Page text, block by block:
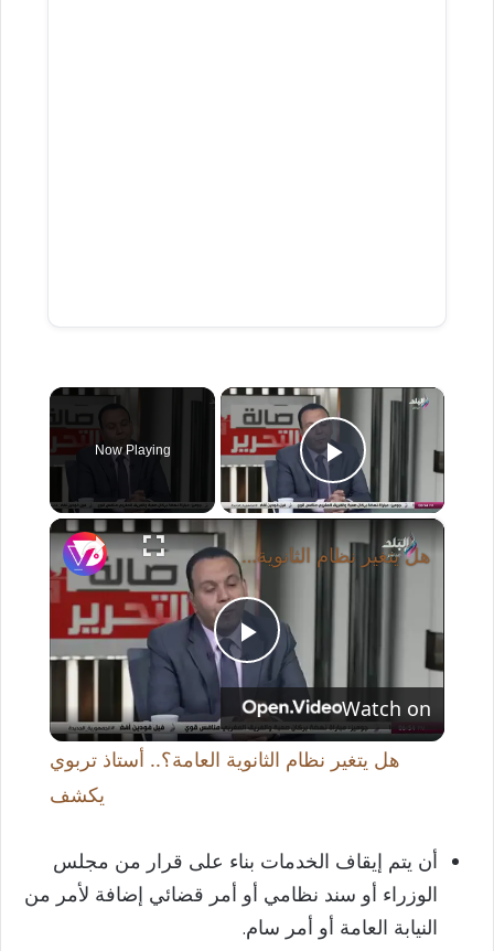
×
Play Video
Now Playing
×
P
l
y
V
هل يتغير نظام الثانوية العامة؟.. أستاذ تربوي يكشف
Watch on
هل يتغير نظام الثانوية العامة؟.. أستاذ تربوي
يكشف
أن يتم إيقاف الخدمات بناء على قرار من مجلس
الوزراء أو سند نظامي أو أمر قضائي إضافة لأمر من
النيابة العامة أو أمر سام.